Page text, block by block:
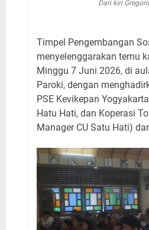
Dari kiri
Timpel Pengembangan
menyelenggarakan temu
Minggu 7 Juni 2026, di
Paroki, dengan
PSE Kevikepan
Hatu Hati, dan Koperasi
Manager CU Satu Hati)